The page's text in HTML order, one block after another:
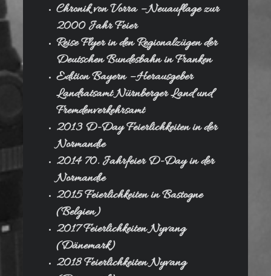
Chronik von Vorra – Neuauflage zur
2000 Jahr Feier
Reise Flyer in den Regionalzügen der
Deutschen Bundesbahn in Franken
Edition Bayern – Herausgeber
Landratsamt Nürnberger Land und
Fremdenverkehrsamt
2013 D-Day Feierlichkeiten in der
Normandie
2014 70. Jahrfeier D-Day in der
Normandie
2015 Feierlichkeiten in Bastogne
(Belgien)
2017 Feierlichkeiten Nyvang
(Dänemark)
2018 Feierlichkeiten Nyvang